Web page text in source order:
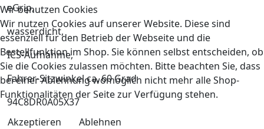
eGrip,
wasserdicht,
ICS-Aufnahme,
Fahrer-Sitzwinkel ca. 60 Grad
94C8DR0A05X37
Wir benutzen Cookies
Wir nutzen Cookies auf unserer Website. Diese sind
essenziell für den Betrieb der Webseite und die
Bestellfunktion im Shop. Sie können selbst entscheiden, ob
Sie die Cookies zulassen möchten. Bitte beachten Sie, dass
bei einer Ablehnung womöglich nicht mehr alle Shop-
Funktionalitäten der Seite zur Verfügung stehen.
Akzeptieren
Ablehnen